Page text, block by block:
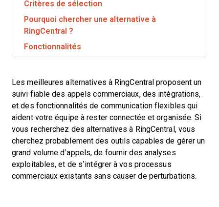
Critères de sélection
Pourquoi chercher une alternative à
RingCentral ?
Fonctionnalités
Les meilleures alternatives à RingCentral proposent un
suivi fiable des appels commerciaux, des intégrations,
et des fonctionnalités de communication flexibles qui
aident votre équipe à rester connectée et organisée. Si
vous recherchez des alternatives à RingCentral, vous
cherchez probablement des outils capables de gérer un
grand volume d’appels, de fournir des analyses
exploitables, et de s’intégrer à vos processus
commerciaux existants sans causer de perturbations.